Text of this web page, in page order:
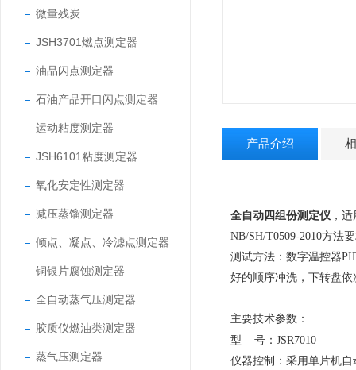
微量残炭
JSH3701燃点测定器
油品闪点测定器
石油产品开口闪点测定器
运动粘度测定器
JSH6101粘度测定器
氧化安定性测定器
减压蒸馏测定器
倾点、凝点、冷滤点测定器
铜银片腐蚀测定器
全自动蒸气压测定器
胶质仪燃油类测定器
蒸气压测定器
产品介绍
全自动四组份测定仪 ， 适
NB/SH/T0509-2010方法
测试方法：数字温控器
好的顺序冲洗，下转盘
主要技术参数：
型
号： JSR7010
仪器控制 ： 采用单片机